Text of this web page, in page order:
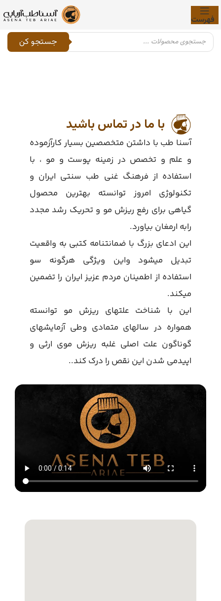
فهرست
جستجو کن
با ما در تماس باشید
آسنا طب با داشتن متخصصین بسیار کارآزموده
و علم و تخصص در زمینه پوست و مو ، با
استفاده از فرهنگ غنی طب سنتی ایران و
تکنولوژی امروز توانسته بهترین محصول
گیاهی برای رفع ریزش مو و تحریک رشد مجدد
رابه ارمغان بیاورد.
این ادعای بزرگ با ضمانتنامه کتبی به واقعیت
تبدیل میشود واین ویژگی هرگونه سو
استفاده از اطمینان مردم عزیز ایران را تضمین
میکند.
این با شناخت علتهای ریزش مو توانسته
همواره در سالهای متمادی وطی آزمایشهای
گوناگون علت اصلی غلبه ریزش موی ارثی و
اپیدمی شدن این نقص را درک کند..